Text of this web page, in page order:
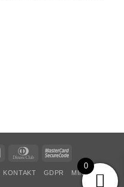
DanKort
Dinners
MasterCard
KONTAKT GDPR
MIN KONTO
0